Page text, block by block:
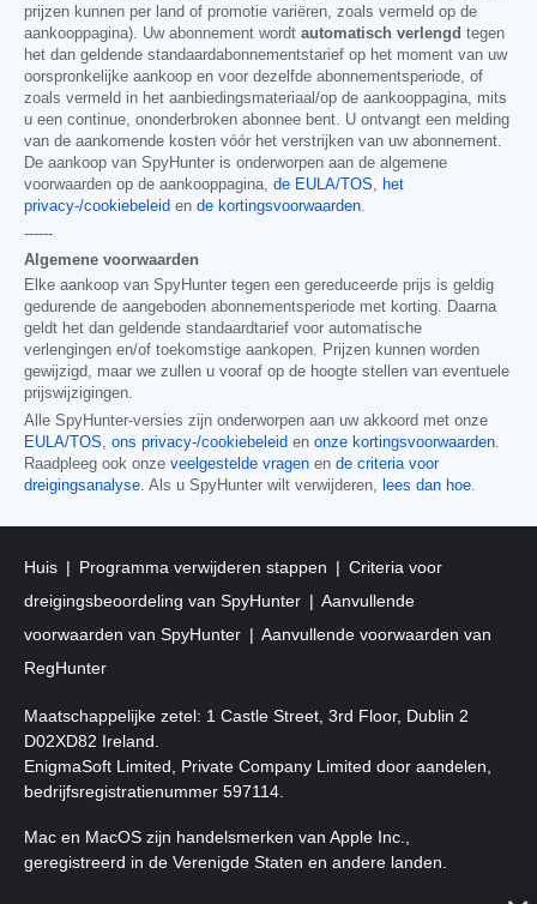
prijzen kunnen per land of promotie variëren, zoals vermeld op de
aankooppagina). Uw abonnement wordt automatisch verlengd tegen
het dan geldende standaardabonnementstarief op het moment van uw
oorspronkelijke aankoop en voor dezelfde abonnementsperiode, of
zoals vermeld in het aanbiedingsmateriaal/op de aankooppagina, mits
u een continue, ononderbroken abonnee bent. U ontvangt een melding
van de aankomende kosten vóór het verstrijken van uw abonnement.
De aankoop van SpyHunter is onderworpen aan de algemene
voorwaarden op de aankooppagina, de EULA/TOS
het
privacy-/cookiebeleid en de kortingsvoorwaarden
------
Algemene voorwaarden
Elke aankoop van SpyHunter tegen een gereduceerde prijs is geldig
gedurende de aangeboden abonnementsperiode met korting. Daarna
geldt het dan geldende standaardtarief voor automatische
verlengingen en/of toekomstige aankopen. Prijzen kunnen worden
gewijzigd, maar we zullen u vooraf op de hoogte stellen van eventuele
prijswijzigingen.
Alle SpyHunter-versies zijn onderworpen aan uw akkoord met onze
EULA/TOS
ons privacy-/cookiebeleid en onze kortingsvoorwaarden
Raadpleeg ook onze veelgestelde vragen en de criteria voor
dreigingsanalyse . Als u SpyHunter wilt verwijderen, lees dan hoe
Huis Programma verwijderen stappen
Criteria voor
dreigingsbeoordeling van SpyHunter
Aanvullende
voorwaarden van SpyHunter
Aanvullende voorwaarden van
RegHunter
Maatschappelijke zetel: 1 Castle Street, 3rd Floor, Dublin 2
D02XD82 Ireland.
EnigmaSoft Limited, Private Company Limited door aandelen,
bedrijfsregistratienummer 597114.
Mac en MacOS zijn handelsmerken van Apple Inc.,
geregistreerd in de Verenigde Staten en andere landen.